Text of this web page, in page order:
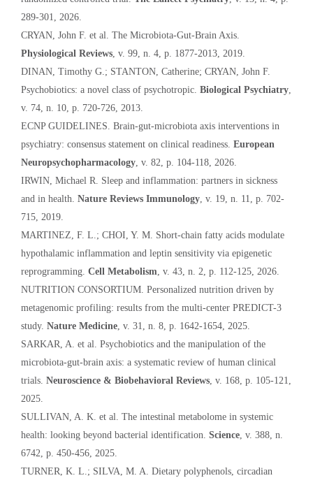
289-301, 2026.
CRYAN, John F. et al. The Microbiota-Gut-Brain Axis.
Physiological Reviews, v. 99, n. 4, p. 1877-2013, 2019.
DINAN, Timothy G.; STANTON, Catherine; CRYAN, John F.
Psychobiotics: a novel class of psychotropic. Biological Psychiatry,
v. 74, n. 10, p. 720-726, 2013.
ECNP GUIDELINES. Brain-gut-microbiota axis interventions in
psychiatry: consensus statement on clinical readiness. European
Neuropsychopharmacology, v. 82, p. 104-118, 2026.
IRWIN, Michael R. Sleep and inflammation: partners in sickness
and in health. Nature Reviews Immunology, v. 19, n. 11, p. 702-
715, 2019.
MARTINEZ, F. L.; CHOI, Y. M. Short-chain fatty acids modulate
hypothalamic inflammation and leptin sensitivity via epigenetic
reprogramming. Cell Metabolism, v. 43, n. 2, p. 112-125, 2026.
NUTRITION CONSORTIUM. Personalized nutrition driven by
metagenomic profiling: results from the multi-center PREDICT-3
study. Nature Medicine, v. 31, n. 8, p. 1642-1654, 2025.
SARKAR, A. et al. Psychobiotics and the manipulation of the
microbiota-gut-brain axis: a systematic review of human clinical
trials. Neuroscience & Biobehavioral Reviews, v. 168, p. 105-121,
2025.
SULLIVAN, A. K. et al. The intestinal metabolome in systemic
health: looking beyond bacterial identification. Science, v. 388, n.
6742, p. 450-456, 2025.
TURNER, K. L.; SILVA, M. A. Dietary polyphenols, circadian